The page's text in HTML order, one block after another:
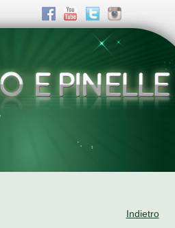
Indietro